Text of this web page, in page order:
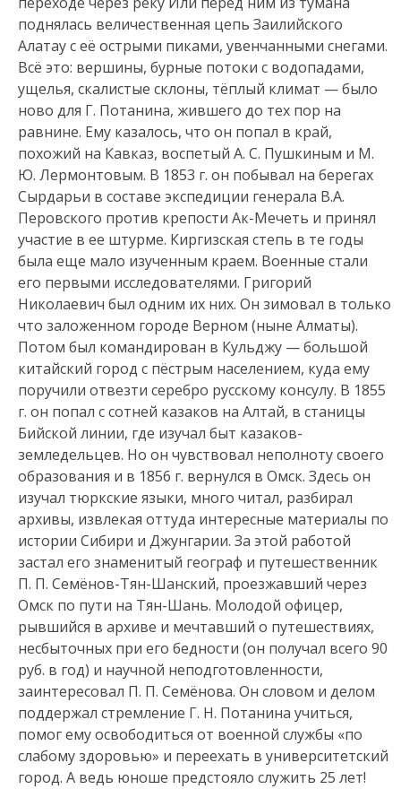
поднялась величественная цепь Заилийского
Алатау с её острыми пиками, увенчанными снегами.
Всё это: вершины, бурные потоки с водопадами,
ущелья, скалистые склоны, тёплый климат — было
ново для Г. Потанина, жившего до тех пор на
равнине. Ему казалось, что он попал в край,
похожий на Кавказ, воспетый А. С. Пушкиным и М.
Ю. Лермонтовым. В 1853 г. он побывал на берегах
Сырдарьи в составе экспедиции генерала В.А.
Перовского против крепости Ак-Мечеть и принял
участие в ее штурме. Киргизская степь в те годы
была еще мало изученным краем. Военные стали
его первыми исследователями. Григорий
Николаевич был одним их них. Он зимовал в только
что заложенном городе Верном (ныне Алматы).
Потом был командирован в Кульджу — большой
китайский город с пёстрым населением, куда ему
поручили отвезти серебро русскому консулу. В 1855
г. он попал с сотней казаков на Алтай, в станицы
Бийской линии, где изучал быт казаков-
земледельцев. Но он чувствовал неполноту своего
образования и в 1856 г. вернулся в Омск. Здесь он
изучал тюркские языки, много читал, разбирал
архивы, извлекая оттуда интересные материалы по
истории Сибири и Джунгарии. За этой работой
застал его знаменитый географ и путешественник
П. П. Семёнов-Тян-Шанский, проезжавший через
Омск по пути на Тян-Шань. Молодой офицер,
рывшийся в архиве и мечтавший о путешествиях,
несбыточных при его бедности (он получал всего 90
руб. в год) и научной неподготовленности,
заинтересовал П. П. Семёнова. Он словом и делом
поддержал стремление Г. Н. Потанина учиться,
помог ему освободиться от военной службы «по
слабому здоровью» и переехать в университетский
город. А ведь юноше предстояло служить 25 лет!